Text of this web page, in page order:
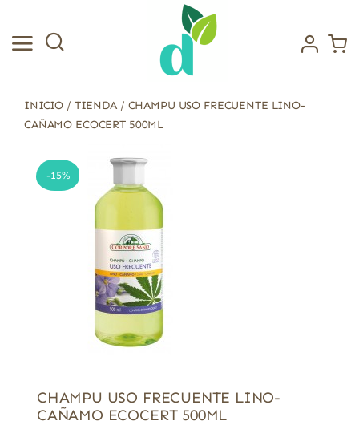
contenido
INICIO / TIENDA/ CHAMPU USO FRECUENTE LINO-
CAÑAMO ECOCERT 500ML
-15%
CHAMPU USO FRECUENTE LINO-
CAÑAMO ECOCERT 500ML